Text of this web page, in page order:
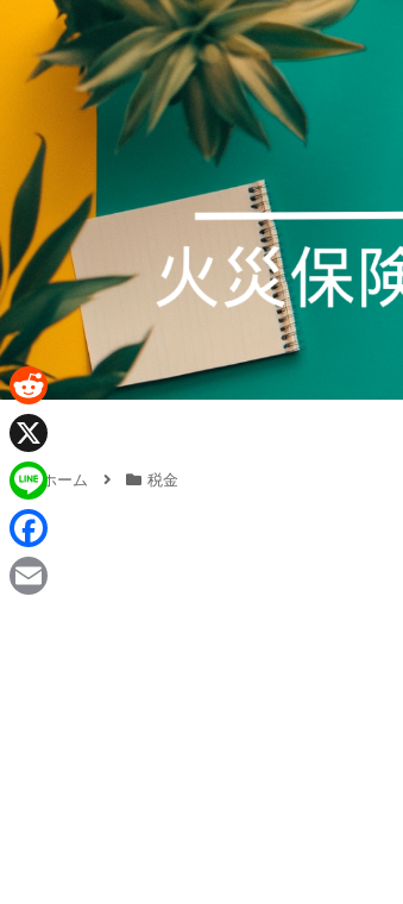
ホーム 税金
R
e
d
d
i
X
L
n
F